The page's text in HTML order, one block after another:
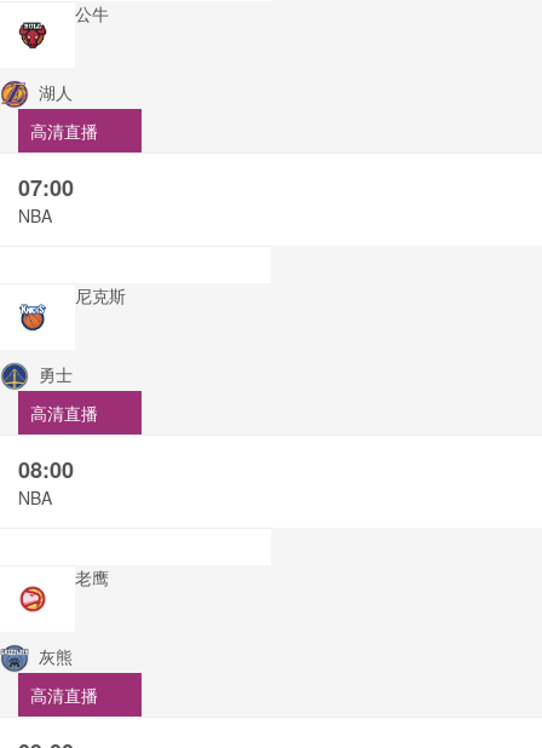
公牛
湖人
高清直播
07:00
NBA
尼克斯
勇士
高清直播
08:00
NBA
老鹰
灰熊
高清直播